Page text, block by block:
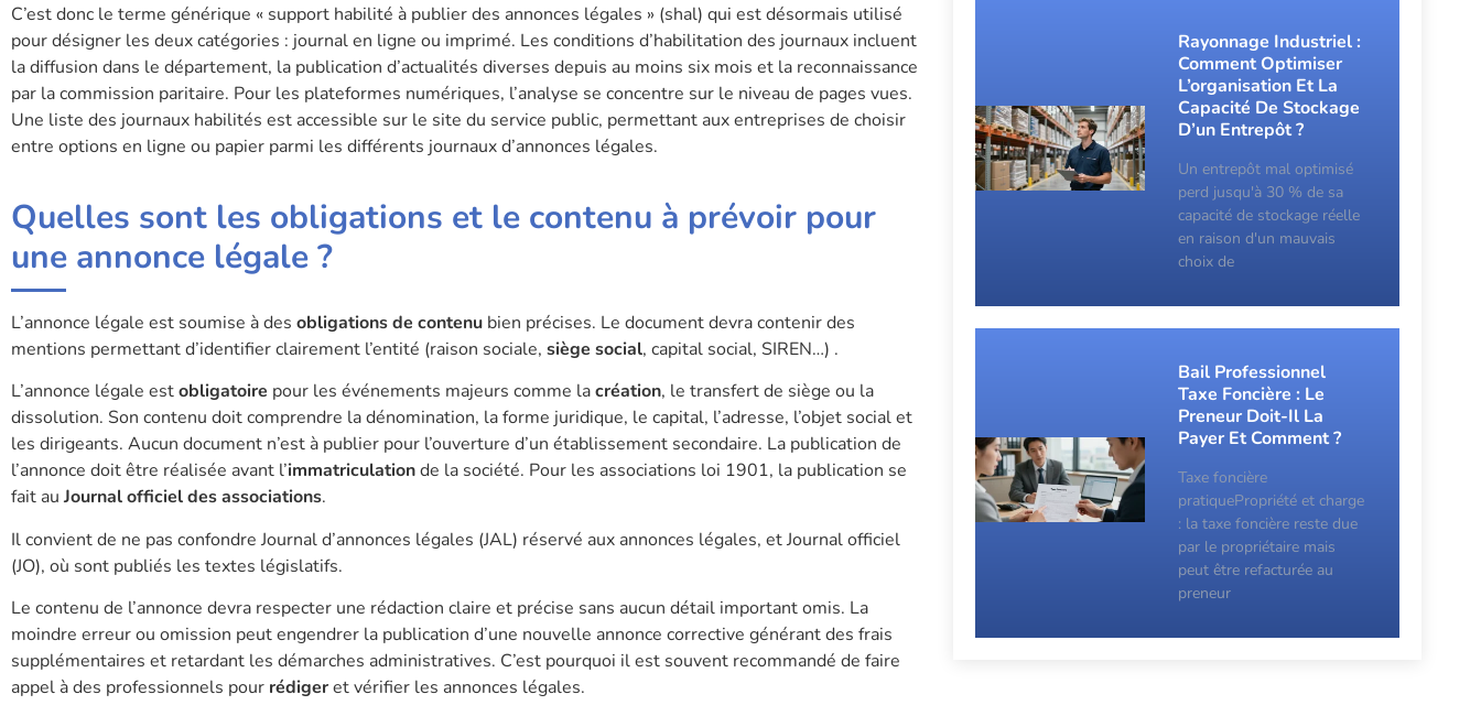
C’est donc le terme générique « support habilité à publier des annonces légales » (shal) qui est désormais utilisé
pour désigner les deux catégories : journal en ligne ou imprimé. Les conditions d’habilitation des journaux incluent
la diffusion dans le département, la publication d’actualités diverses depuis au moins six mois et la reconnaissance
par la commission paritaire. Pour les plateformes numériques, l’analyse se concentre sur le niveau de pages vues.
Une liste des journaux habilités est accessible sur le site du service public, permettant aux entreprises de choisir
entre options en ligne ou papier parmi les différents journaux d’annonces légales.
Quelles sont les obligations et le contenu à prévoir pour
une annonce légale ?
L’annonce légale est soumise à des obligations de contenu bien précises. Le document devra contenir des
mentions permettant d’identifier clairement l’entité (raison sociale, siège social, capital social, SIREN…) .
L’annonce légale estobligatoire pour les événements majeurs comme lacréation, le transfert de siège ou la
dissolution. Son contenu doit comprendre la dénomination, la forme juridique, le capital, l’adresse, l’objet social et
les dirigeants. Aucun document n’est à publier pour l’ouverture d’un établissement secondaire. La publication de
l’annonce doit être réalisée avant l’immatriculationde la société. Pour les associations loi 1901, la publication se
fait au Journal officiel des associations.
Il convient de ne pas confondre Journal d’annonces légales (JAL) réservé aux annonces légales, et Journal officiel
(JO), où sont publiés les textes législatifs.
Le contenu de l’annonce devra respecter une rédaction claire et précise sans aucun détail important omis. La
moindre erreur ou omission peut engendrer la publication d’une nouvelle annonce corrective générant des frais
supplémentaires et retardant les démarches administratives. C’est pourquoi il est souvent recommandé de faire
appel à des professionnels pour rédigeret vérifier les annonces légales.
Rayonnage Industriel :
Comment Optimiser
L’organisation Et La
Capacité De Stockage
D’un Entrepôt ?
Un entrepôt mal optimisé
perd jusqu'à 30 % de sa
capacité de stockage réelle
en raison d'un mauvais
choix de
Bail Professionnel
Taxe Foncière : Le
Preneur Doit-Il La
Payer Et Comment ?
Taxe foncière
pratiquePropriété et charge
: la taxe foncière reste due
par le propriétaire mais
peut être refacturée au
preneur